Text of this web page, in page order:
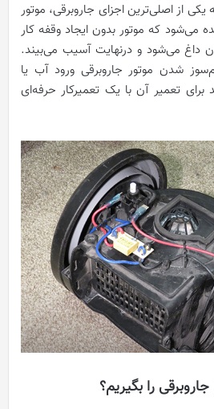
از اصلی‌ترین اجزای جاروبرقی، موتور
می‌شود که موتور بدون ایجاد وقفه کار
داغ می‌شود و درنهایت آسیب می‌بیند.
شدن موتور جاروبرقی ورود آب یا
تعمیر آن با یک تعمیرکار حرفه‌ای
را بگیریم؟